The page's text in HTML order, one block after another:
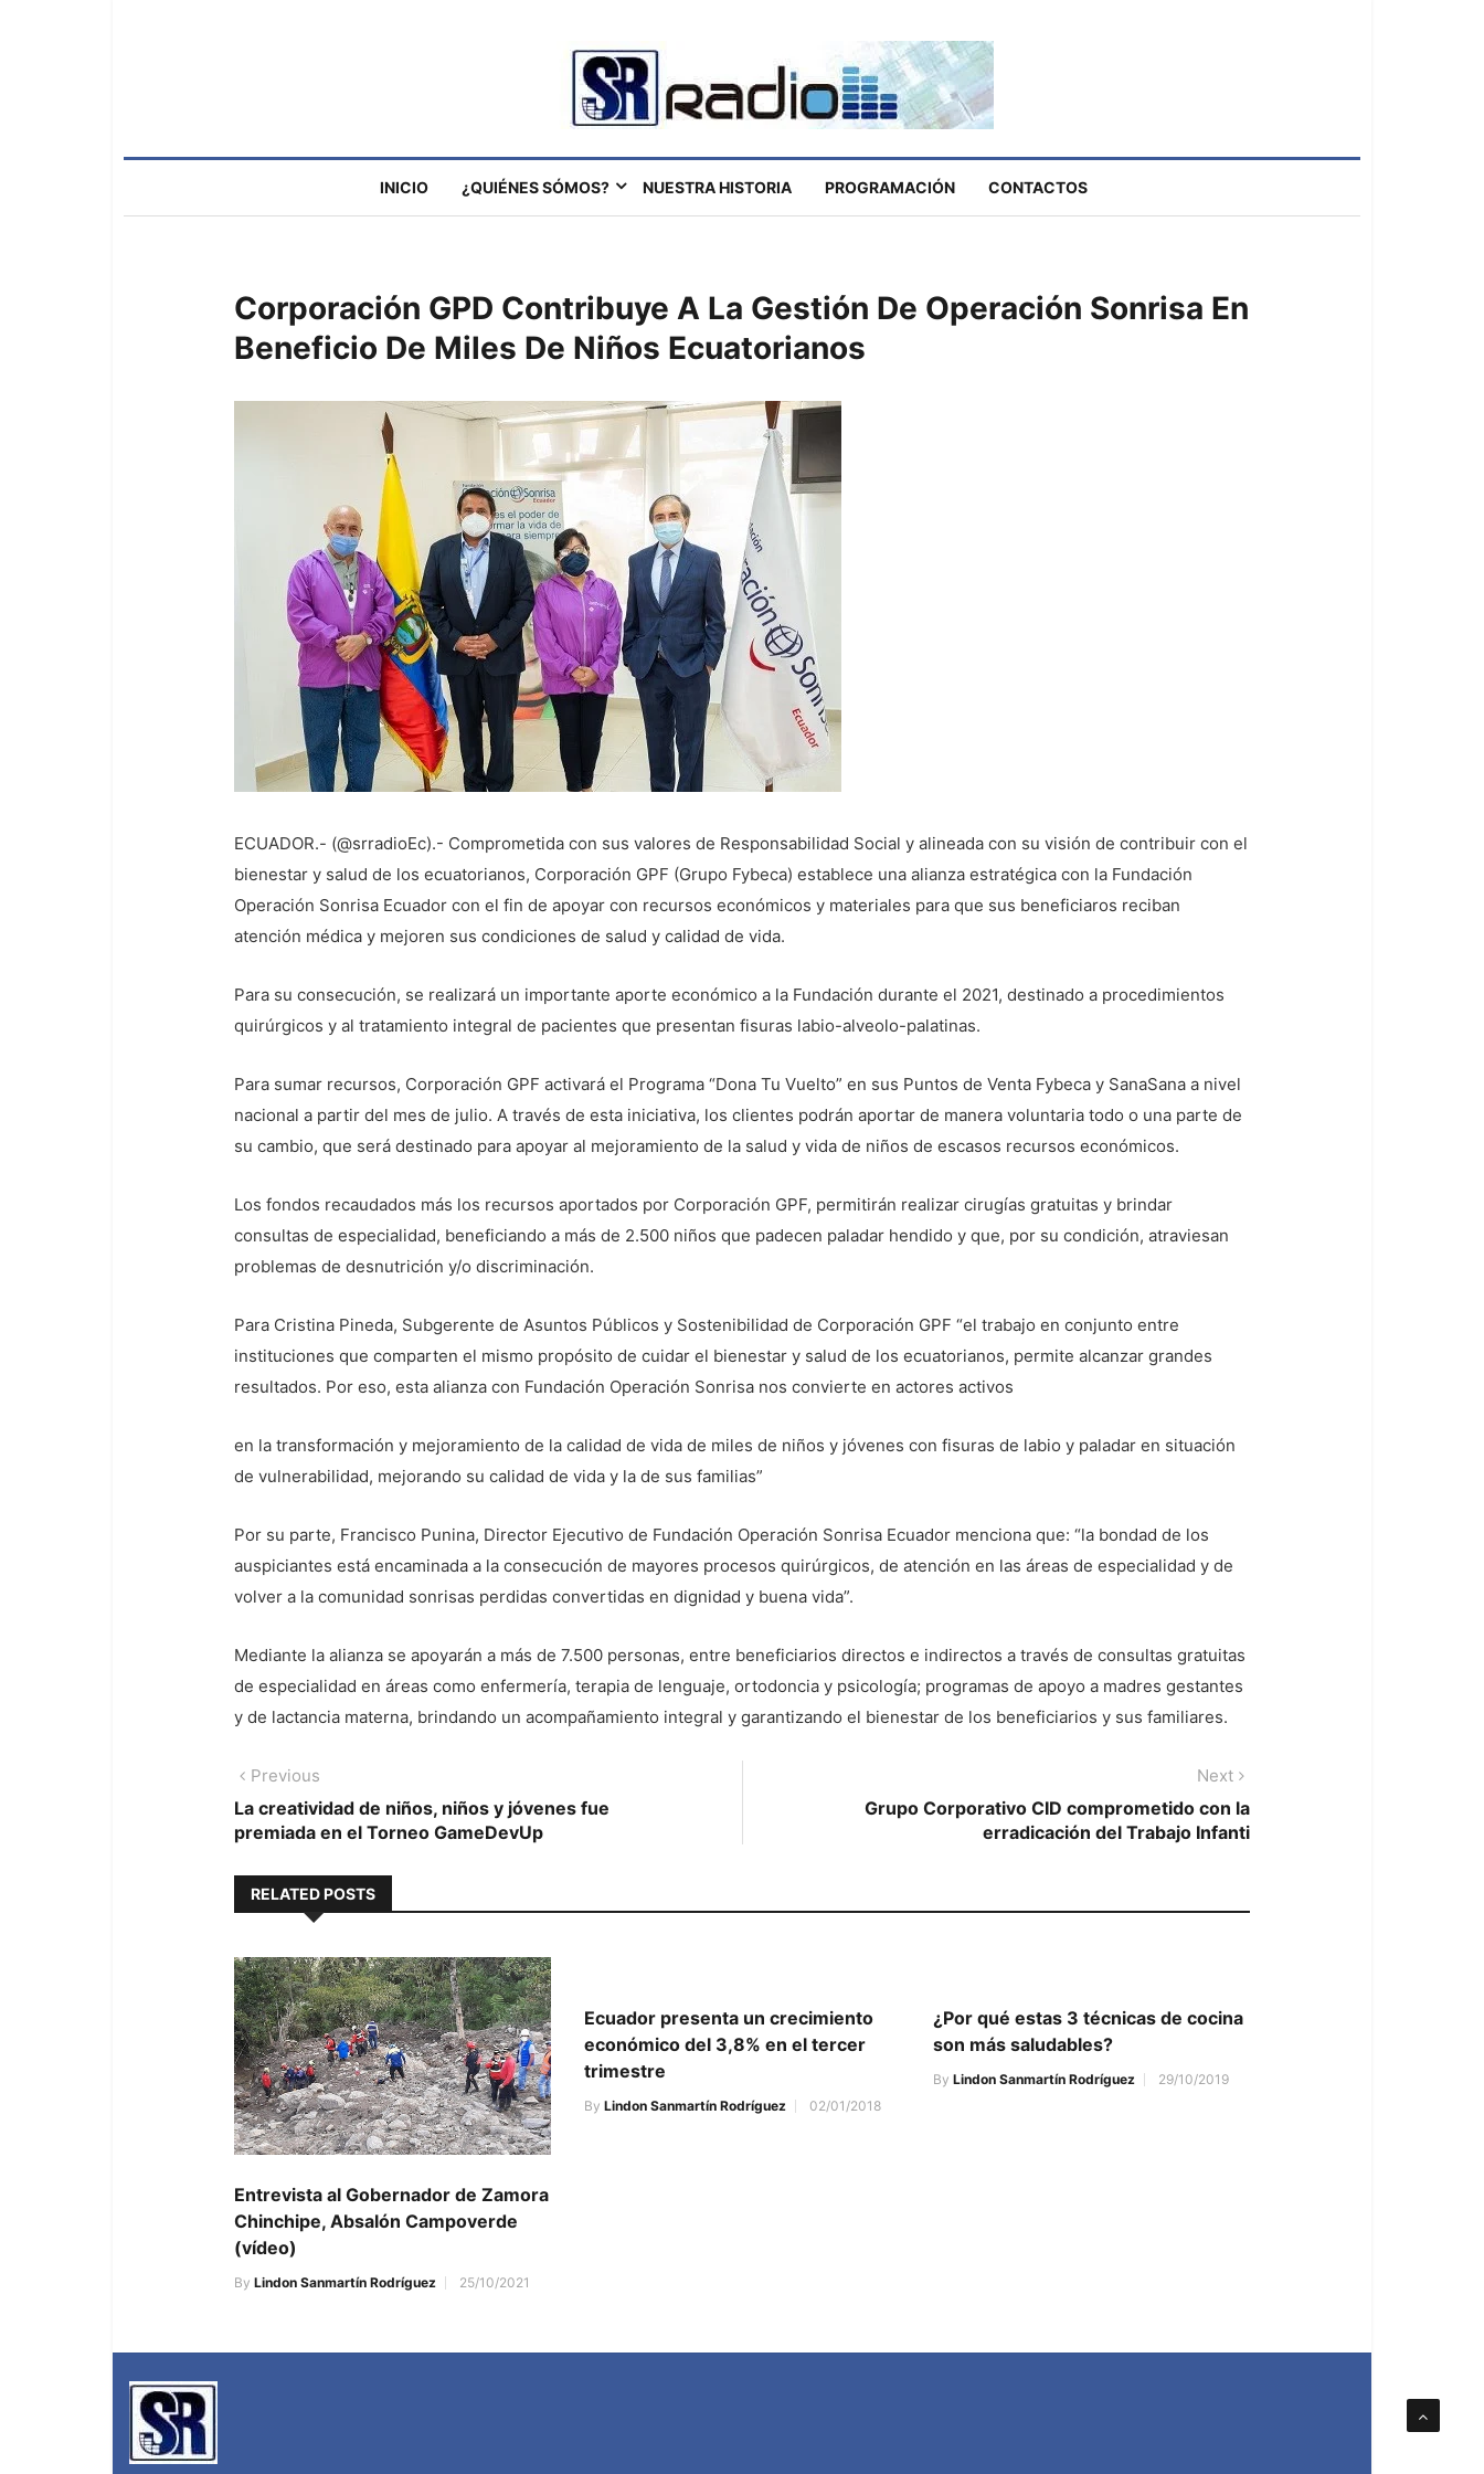
INICIO ¿QUIÉNES SÓMOS? NUESTRA HISTORIA PROGRAMACIÓN CONTACTOS
Corporación GPD Contribuye A La Gestión De Operación Sonrisa En
Beneficio De Miles De Niños Ecuatorianos
ECUADOR.- (@srradioEc).- Comprometida con sus valores de Responsabilidad Social y alineada con su visión de contribuir con el
bienestar y salud de los ecuatorianos, Corporación GPF (Grupo Fybeca) establece una alianza estratégica con la Fundación
Operación Sonrisa Ecuador con el fin de apoyar con recursos económicos y materiales para que sus beneficiaros reciban
atención médica y mejoren sus condiciones de salud y calidad de vida.
Para su consecución, se realizará un importante aporte económico a la Fundación durante el 2021, destinado a procedimientos
quirúrgicos y al tratamiento integral de pacientes que presentan fisuras labio-alveolo-palatinas.
Para sumar recursos, Corporación GPF activará el Programa “Dona Tu Vuelto” en sus Puntos de Venta Fybeca y SanaSana a nivel
nacional a partir del mes de julio. A través de esta iniciativa, los clientes podrán aportar de manera voluntaria todo o una parte de
su cambio, que será destinado para apoyar al mejoramiento de la salud y vida de niños de escasos recursos económicos.
Los fondos recaudados más los recursos aportados por Corporación GPF, permitirán realizar cirugías gratuitas y brindar
consultas de especialidad, beneficiando a más de 2.500 niños que padecen paladar hendido y que, por su condición, atraviesan
problemas de desnutrición y/o discriminación.
Para Cristina Pineda, Subgerente de Asuntos Públicos y Sostenibilidad de Corporación GPF “el trabajo en conjunto entre
instituciones que comparten el mismo propósito de cuidar el bienestar y salud de los ecuatorianos, permite alcanzar grandes
resultados. Por eso, esta alianza con Fundación Operación Sonrisa nos convierte en actores activos
en la transformación y mejoramiento de la calidad de vida de miles de niños y jóvenes con fisuras de labio y paladar en situación
de vulnerabilidad, mejorando su calidad de vida y la de sus familias”
Por su parte, Francisco Punina, Director Ejecutivo de Fundación Operación Sonrisa Ecuador menciona que: “la bondad de los
auspiciantes está encaminada a la consecución de mayores procesos quirúrgicos, de atención en las áreas de especialidad y de
volver a la comunidad sonrisas perdidas convertidas en dignidad y buena vida”.
Mediante la alianza se apoyarán a más de 7.500 personas, entre beneficiarios directos e indirectos a través de consultas gratuitas
de especialidad en áreas como enfermería, terapia de lenguaje, ortodoncia y psicología; programas de apoyo a madres gestantes
y de lactancia materna, brindando un acompañamiento integral y garantizando el bienestar de los beneficiarios y sus familiares.
Navegación
de
Previous
post:
La creatividad de niños, niños y jóvenes fue
premiada en el Torneo GameDevUp
Next
post:
Grupo Corporativo CID comprometido con la
erradicación del Trabajo Infanti
RELATED POSTS
Entrevista al Gobernador de Zamora
Chinchipe, Absalón Campoverde
(vídeo)
By Lindon Sanmartín Rodríguez 25/10/2021
Ecuador presenta un crecimiento
económico del 3,8% en el tercer
trimestre
By Lindon Sanmartín Rodríguez 02/01/2018
¿Por qué estas 3 técnicas de cocina
son más saludables?
ByLindon Sanmartín Rodríguez 29/10/2019